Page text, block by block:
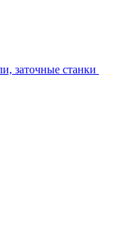
заточные станки